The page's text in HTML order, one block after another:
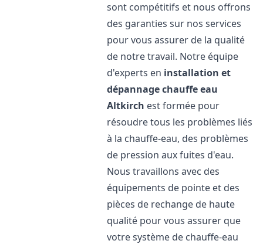
sont compétitifs et nous offrons
des garanties sur nos services
pour vous assurer de la qualité
de notre travail. Notre équipe
d'experts en installation et
dépannage chauffe eau
Altkirch est formée pour
résoudre tous les problèmes liés
à la chauffe-eau, des problèmes
de pression aux fuites d'eau.
Nous travaillons avec des
équipements de pointe et des
pièces de rechange de haute
qualité pour vous assurer que
votre système de chauffe-eau